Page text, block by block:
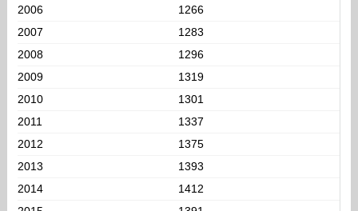
2006
1266
2007
1283
2008
1296
2009
1319
2010
1301
2011
1337
2012
1375
2013
1393
2014
1412